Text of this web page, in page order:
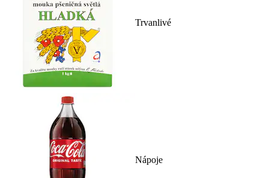
Trvanlivé
Nápoje